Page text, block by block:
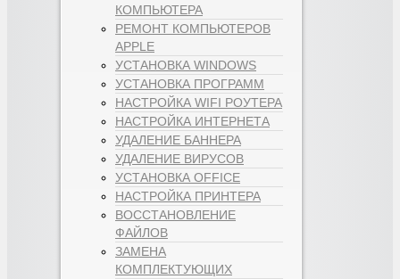
КОМПЬЮТЕРА
РЕМОНТ КОМПЬЮТЕРОВ
APPLE
УСТАНОВКА WINDOWS
УСТАНОВКА ПРОГРАММ
НАСТРОЙКА WIFI РОУТЕРА
НАСТРОЙКА ИНТЕРНЕТА
УДАЛЕНИЕ БАННЕРА
УДАЛЕНИЕ ВИРУСОВ
УСТАНОВКА OFFICE
НАСТРОЙКА ПРИНТЕРА
ВОССТАНОВЛЕНИЕ
ФАЙЛОВ
ЗАМЕНА
КОМПЛЕКТУЮЩИХ